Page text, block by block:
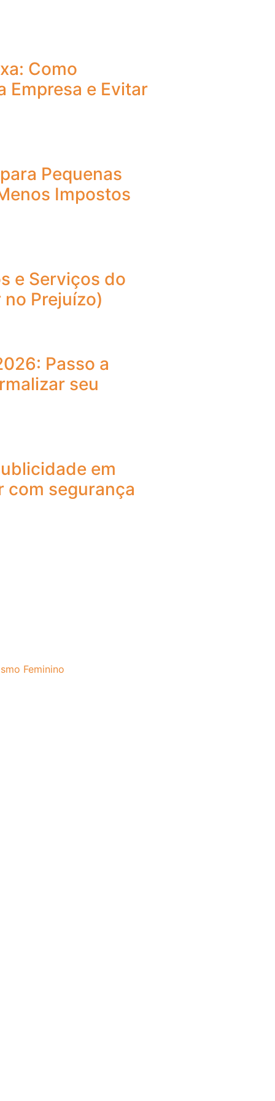
Como
Empresa e Evitar
Pequenas
Impostos
e Serviços do
Prejuízo)
Passo a
seu
em
com segurança